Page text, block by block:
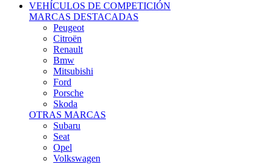
VEHÍCULOS DE COMPETICIÓN
MARCAS DESTACADAS
Peugeot
Citroën
Renault
Bmw
Mitsubishi
Ford
Porsche
Skoda
OTRAS MARCAS
Subaru
Seat
Opel
Volkswagen